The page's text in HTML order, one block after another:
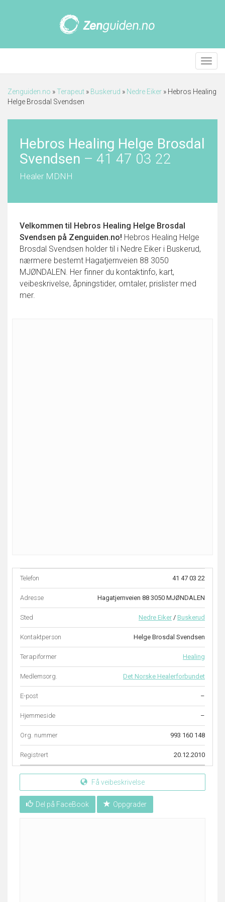
Meny
Zenguiden.no »Terapeut » Buskerud » Nedre Eiker » Hebros Healing
Helge Brosdal Svendsen
Hebros Healing Helge Brosdal
Svendsen – 41 47 03 22
Healer MDNH
Velkommen til Hebros Healing Helge Brosdal
Svendsen på Zenguiden.no! Hebros Healing Helge
Brosdal Svendsen holder til i Nedre Eiker i Buskerud,
nærmere bestemt Hagatjernveien 88 3050
MJØNDALEN. Her finner du kontaktinfo, kart,
veibeskrivelse, åpningstider, omtaler, prislister med
mer.
Telefon 41 47 03 22
Adresse Hagatjernveien 88 3050 MJØNDALEN
Sted Nedre Eiker / Buskerud
Kontaktperson Helge Brosdal Svendsen
Terapiformer Healing
Medlemsorg. Det Norske Healerforbundet
E-post –
Hjemmeside –
Org. nummer 993 160 148
Registrert 20.12.2010
Få veibeskrivelse
Del på FaceBook Oppgrader